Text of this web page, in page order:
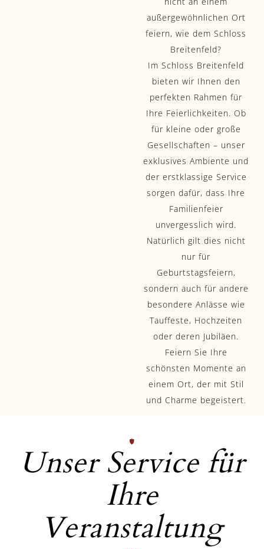
außergewöhnlichen Ort
feiern, wie dem Schloss
Breitenfeld?
Im Schloss Breitenfeld
bieten wir Ihnen den
perfekten Rahmen für
Ihre Feierlichkeiten. Ob
für kleine oder große
Gesellschaften – unser
exklusives Ambiente und
der erstklassige Service
sorgen dafür, dass Ihre
Familienfeier
unvergesslich wird.
Natürlich gilt dies nicht
nur für
Geburtstagsfeiern,
sondern auch für andere
besondere Anlässe wie
Tauffeste, Hochzeiten
oder deren Jubiläen.
Feiern Sie Ihre
schönsten Momente an
einem Ort, der mit Stil
und Charme begeistert.
Unser Service für
Ihre
Veranstaltung